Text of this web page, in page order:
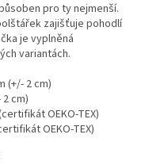
pro ty nejmenší.
zajišťuje pohodlí
je vyplněná
variantách.
(+/- 2 cm)
2 cm)
OEKO-TEX)
OEKO-TEX)